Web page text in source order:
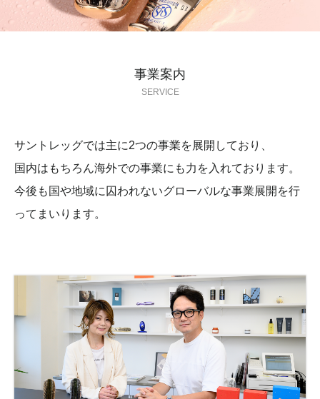
事業案内
SERVICE
サントレッグでは主に2つの事業を展開しており、
国内はもちろん海外での事業にも力を入れております。
今後も国や地域に囚われないグローバルな事業展開を行
ってまいります。